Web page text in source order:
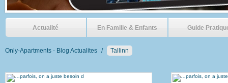
Actualité En Famille & Enfants Guide
Only-Apartments - Blog Actualites / Tallinn